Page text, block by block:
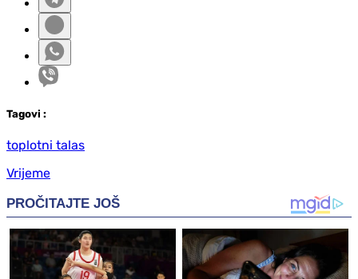
Tagovi :
toplotni talas
Vrijeme